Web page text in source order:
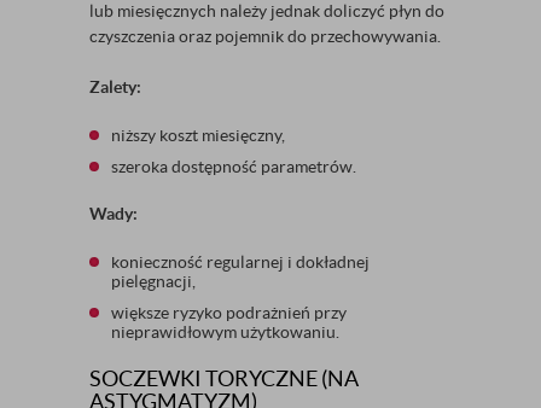
lub miesięcznych należy jednak doliczyć płyn do
czyszczenia oraz pojemnik do przechowywania.
Zalety:
niższy koszt miesięczny,
szeroka dostępność parametrów.
Wady:
konieczność regularnej i dokładnej
pielęgnacji,
większe ryzyko podrażnień przy
nieprawidłowym użytkowaniu.
SOCZEWKI TORYCZNE (NA
ASTYGMATYZM)